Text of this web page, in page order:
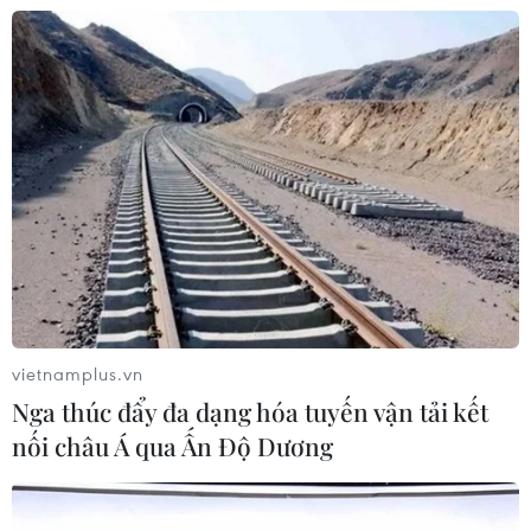
02/08/2026 09:43
Điều trị hiệu quả ca ung thư phổi
mang đồng thời hai đột biến gen
hiếm gặp
02/08/2026 05:58
Xem thêm
CƠ QUAN CHỦ QUẢN: THÔNG TẤN XÃ VIỆT NAM
vietnamplus.vn
Nga thúc đẩy đa dạng hóa tuyến vận tải kết
nối châu Á qua Ấn Độ Dương